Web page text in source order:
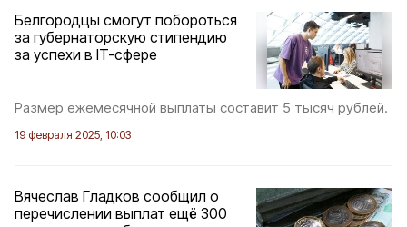
Белгородцы смогут побороться
за губернаторскую стипендию
за успехи в IT-сфере
Размер ежемесячной выплаты составит 5 тысяч рублей.
19 февраля 2025, 10:03
Вячеслав Гладков сообщил о
перечислении выплат ещё 300